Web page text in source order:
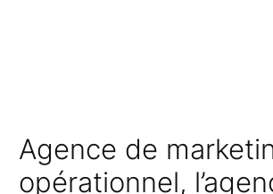
Agence de
opérationnel,